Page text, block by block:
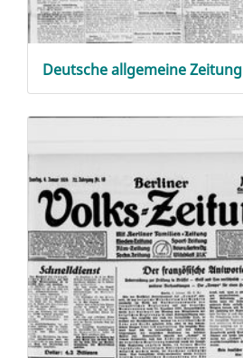
Deutsche allgemeine Zeitung